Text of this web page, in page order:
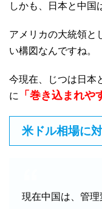
しかも、日本と中国
アメリカの大統領と
い構図なんですね。
今現在、じつは日本
に
「巻き込まれや
米ドル相場に
現在中国は、管理